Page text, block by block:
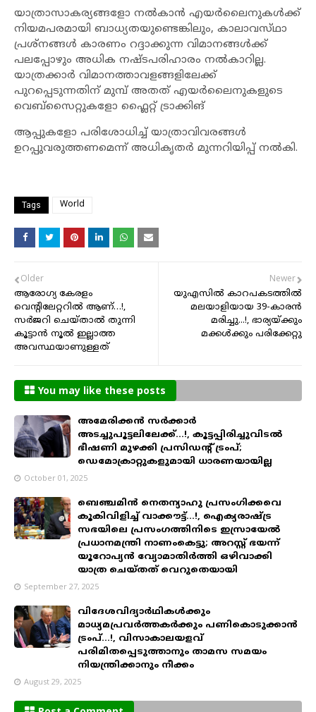
യാത്രാസാകര്യങ്ങളോ നൽകാൻ എയർലൈനുകൾക്ക്
നിയമപരമായി ബാധ്യതയുണ്ടെങ്കിലും, കാലാവസ്‌ഥാ
പ്രശ്‌നങ്ങൾ കാരണം റദ്ദാക്കുന്ന വിമാനങ്ങൾക്ക്
പലപ്പോഴും അധിക നഷ്ടപരിഹാരം നൽകാറില്ല.
യാത്രക്കാർ വിമാനത്താവളങ്ങളിലേക്ക്
പുറപ്പെടുന്നതിന് മുമ്പ് അതത് എയർലൈനുകളുടെ
വെബ്സൈറ്റുകളോ ഫ്ലൈറ്റ് ട്രാക്കിങ്
ആപ്പുകളോ പരിശോധിച്ച് യാത്രാവിവരങ്ങൾ
ഉറപ്പുവരുത്തണമെന്ന് അധികൃതർ മുന്നറിയിപ്പ് നൽകി.
Tags World
Newer
യുഎസിൽ കാറപകടത്തിൽ
മലയാളിയായ 39-കാരൻ
മരിച്ചു...!, ഭാര്യയ്ക്കും
മക്കൾക്കും പരിക്കേറ്റു
Older
ആരോഗ്യ കേരളം
വെന്റിലേറ്ററിൽ ആണ്…!,
സർജറി ചെയ്‌താൽ തുന്നി
കൂട്ടാൻ നൂൽ ഇല്ലാത്ത
അവസ്ഥയാണുള്ളത്
You may like these posts
അമേരിക്കന്‍ സര്‍ക്കാര്‍
അടച്ചുപൂട്ടലിലേക്ക്...!, കൂട്ടപ്പിരിച്ചുവിടൽ
ഭീഷണി മുഴക്കി പ്രസിഡൻ്റ് ട്രംപ്;
ഡെമോക്രാറ്റുകളുമായി ധാരണയായില്ല
October 01, 2025
ബെഞ്ചമിന്‍ നെതന്യാഹു പ്രസംഗിക്കവെ
കൂകിവിളിച്ച് വാക്കൗട്ട്...!, ഐക്യരാഷ്ട്ര
സഭയിലെ പ്രസംഗത്തിനിടെ ഇസ്രായേല്‍
പ്രധാനമന്ത്രി നാണംകെട്ടു; അറസ്റ്റ് ഭയന്ന്
യൂറോപ്യന്‍ വ്യോമാതിര്‍ത്തി ഒഴിവാക്കി
യാത്ര ചെയ്തത് വെറുതെയായി
September 27, 2025
വിദേശവിദ്യാർഥികൾക്കും
മാധ്യമപ്രവർത്തകർക്കും പണികൊടുക്കാൻ
ട്രംപ്...!, വിസാകാലയളവ്
പരിമിതപ്പെടുത്താനും താമസ സമയം
നിയന്ത്രിക്കാനും നീക്കം
August 29, 2025